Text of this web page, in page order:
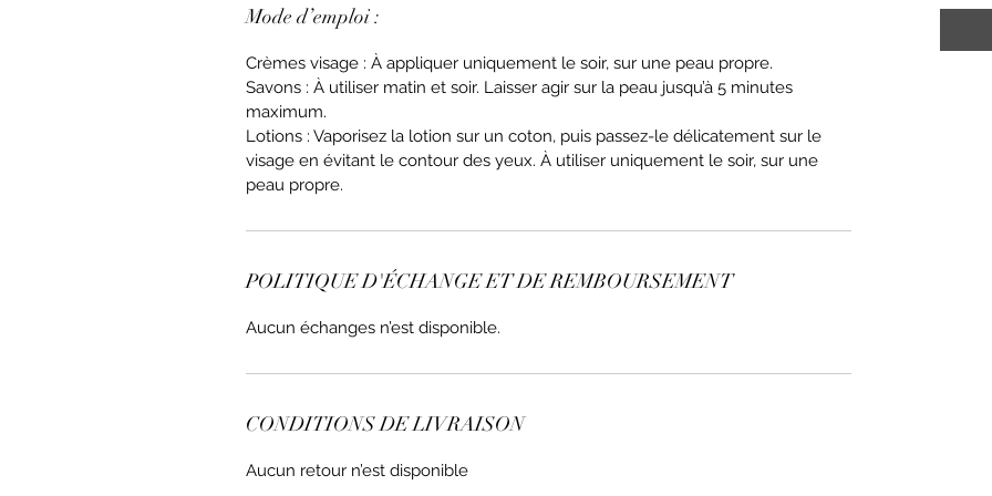
Mode d’emploi :
Crèmes visage : À appliquer uniquement le soir, sur une peau propre.
Savons : À utiliser matin et soir. Laisser agir sur la peau jusqu’à 5 minutes
maximum.
Lotions : Vaporisez la lotion sur un coton, puis passez-le délicatement sur le
visage en évitant le contour des yeux. À utiliser uniquement le soir, sur une
peau propre.
POLITIQUE D'ÉCHANGE ET DE REMBOURSEMENT
Aucun échanges n’est disponible.
CONDITIONS DE LIVRAISON
Aucun retour n’est disponible